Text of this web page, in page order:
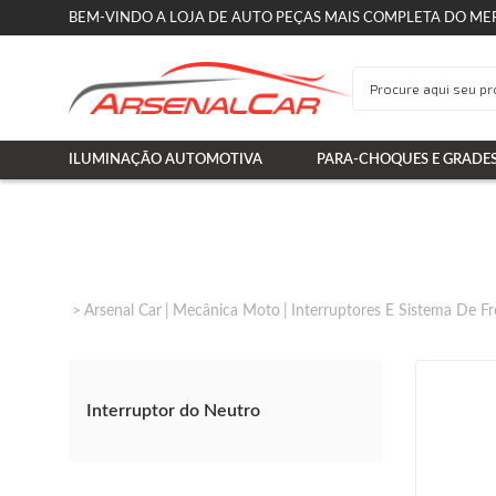
BEM-VINDO A LOJA DE AUTO PEÇAS MAIS COMPLETA DO
ILUMINAÇÃO AUTOMOTIVA PARA-CHOQUES E
Arsenal Car Mecânica Moto Interruptores E Sistema De
Interruptor do Neutro